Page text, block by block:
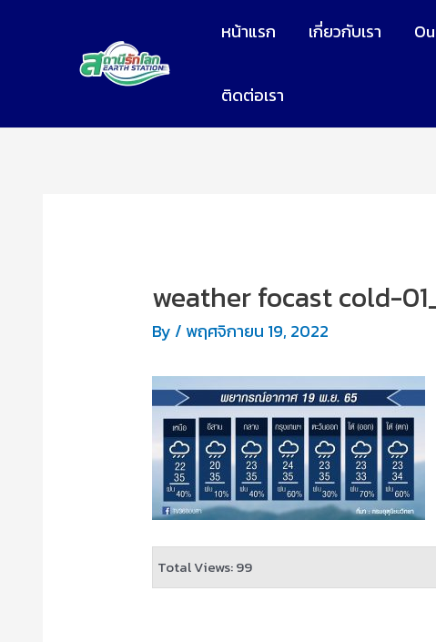
หน้าแรก เกี่ยวกับเรา
ติดต่อเรา
weather focast cold-
By / พฤศจิกายน 19, 2022
Total Views: 99